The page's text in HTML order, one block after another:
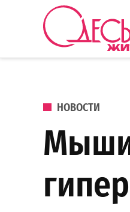
Перейти к содержанию
ОПУБЛИКОВАНО
НОВОСТИ
Мыши